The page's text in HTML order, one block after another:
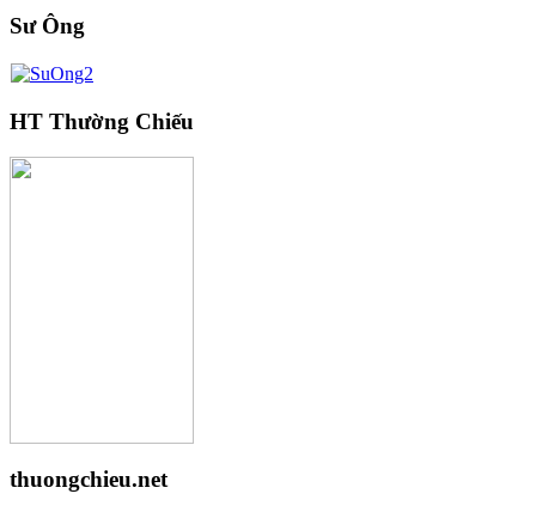
Sư Ông
HT Thường Chiếu
thuongchieu.net